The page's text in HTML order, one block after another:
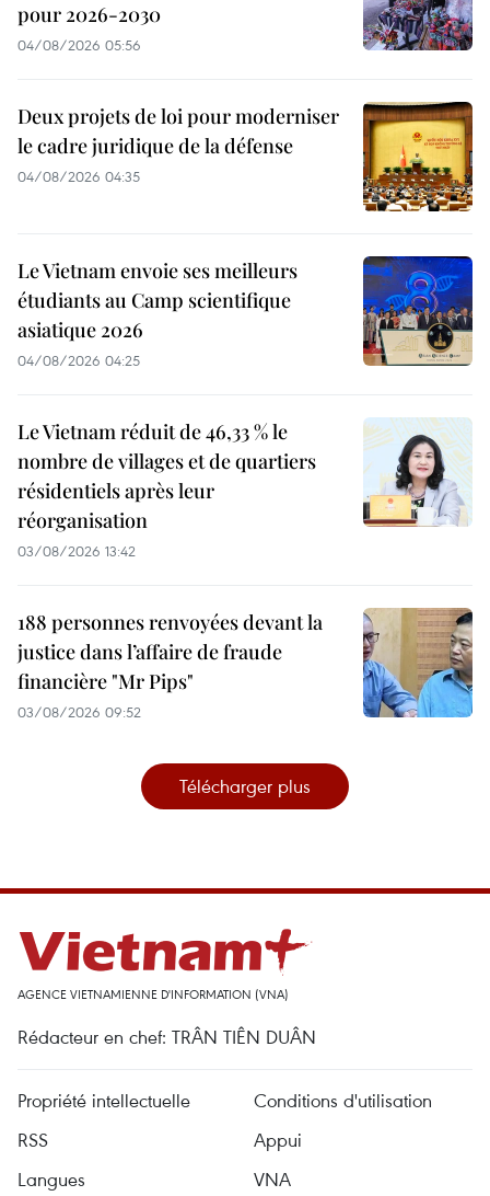
pour 2026-2030
04/08/2026 05:56
Deux projets de loi pour moderniser
le cadre juridique de la défense
04/08/2026 04:35
Le Vietnam envoie ses meilleurs
étudiants au Camp scientifique
asiatique 2026
04/08/2026 04:25
Le Vietnam réduit de 46,33 % le
nombre de villages et de quartiers
résidentiels après leur
réorganisation
03/08/2026 13:42
188 personnes renvoyées devant la
justice dans l’affaire de fraude
financière "Mr Pips"
03/08/2026 09:52
Télécharger plus
AGENCE VIETNAMIENNE D'INFORMATION (VNA)
Rédacteur en chef: TRÂN TIÊN DUÂN
Propriété intellectuelle
Conditions d'utilisation
RSS
Appui
Langues
VNA